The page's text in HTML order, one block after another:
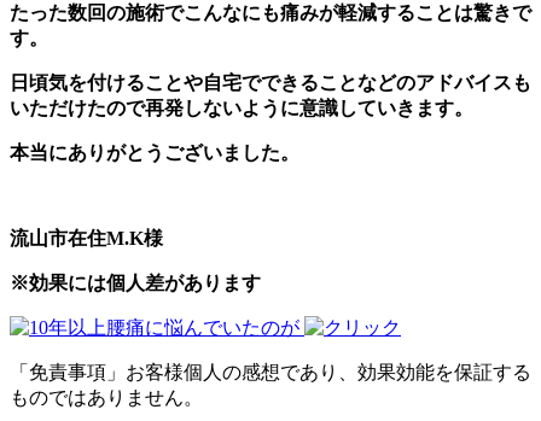
たった数回の施術でこんなにも痛みが軽減することは驚きで
す。
日頃気を付けることや自宅でできることなどのアドバイスも
いただけたので再発しないように意識していきます。
本当にありがとうございました。
流山市在住M.K様
※効果には個人差があります
「免責事項」お客様個人の感想であり、効果効能を保証する
ものではありません。